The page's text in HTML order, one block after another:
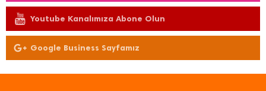
Youtube Kanalımıza Abone Olun
Google Business Sayfamız